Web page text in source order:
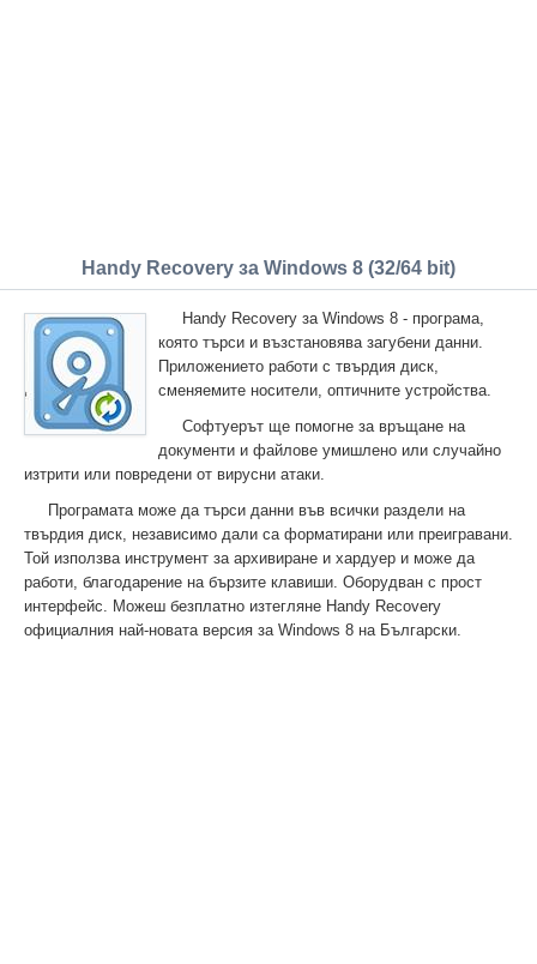
Handy Recovery за Windows 8 (32/64 bit)
Handy Recovery за Windows 8 - програма,
която търси и възстановява загубени данни.
Приложението работи с твърдия диск,
сменяемите носители, оптичните устройства.
Софтуерът ще помогне за връщане на
документи и файлове умишлено или случайно
изтрити или повредени от вирусни атаки.
Програмата може да търси данни във всички раздели на
твърдия диск, независимо дали са форматирани или преигравани.
Той използва инструмент за архивиране и хардуер и може да
работи, благодарение на бързите клавиши. Оборудван с прост
интерфейс. Можеш безплатно изтегляне Handy Recovery
официалния най-новата версия за Windows 8 на Български.